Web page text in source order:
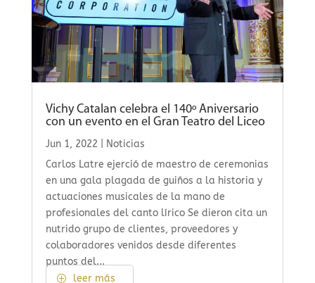
Vichy Catalan celebra el 140º Aniversario
con un evento en el Gran Teatro del Liceo
Jun 1, 2022
Noticias
Carlos Latre ejerció de maestro de ceremonias
en una gala plagada de guiños a la historia y
actuaciones musicales de la mano de
profesionales del canto lírico Se dieron cita un
nutrido grupo de clientes, proveedores y
colaboradores venidos desde diferentes
puntos del...
leer más